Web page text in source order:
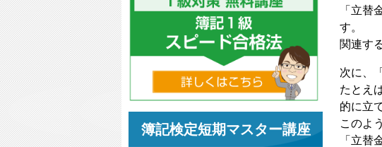
「立替
す。
関連す
次に、
たとえ
的に立
このよ
「立替
簿記検定短期マスター講座